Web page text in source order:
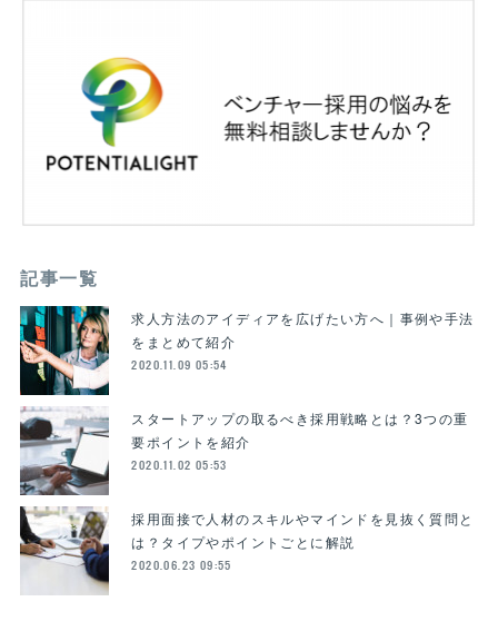
記事一覧
求人方法のアイディアを広げたい方へ｜事例や手法
をまとめて紹介
2020.11.09 05:54
スタートアップの取るべき採用戦略とは？3つの重
要ポイントを紹介
2020.11.02 05:53
採用面接で人材のスキルやマインドを見抜く質問と
は？タイプやポイントごとに解説
2020.06.23 09:55